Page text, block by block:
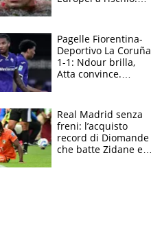
adesso
Pagelle Fiorentina-
Deportivo La Coruña
1-1: Ndour brilla,
Atta convince.
Real Madrid senza
freni: l’acquisto
record di Diomande
che batte Zidane e